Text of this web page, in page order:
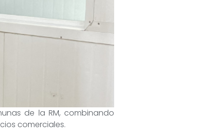
de la RM, combinando
comerciales.